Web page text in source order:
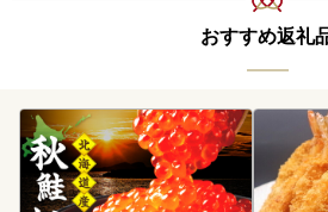
おすすめ返礼